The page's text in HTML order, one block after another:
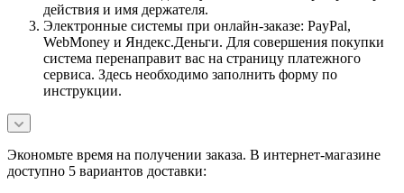
действия и имя держателя.
Электронные системы при онлайн-заказе: PayPal,
WebMoney и Яндекс.Деньги. Для совершения покупки
система перенаправит вас на страницу платежного
сервиса. Здесь необходимо заполнить форму по
инструкции.
Экономьте время на получении заказа. В интернет-магазине
доступно 5 вариантов доставки: